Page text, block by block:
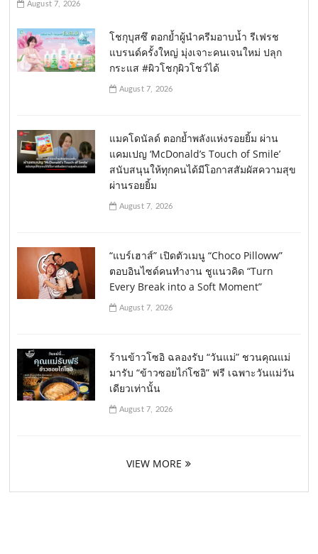
August 7, 2026
โชกุบุสซึ ตอกย้ำผู้นำครีมอาบน้ำ รีเฟรช
แบรนด์ครั้งใหญ่ มุ่งเจาะคนเจนใหม่ ปลุก
กระแส #ผิวโชกุผิวโชว์ได้
August 7, 2026
แมคโดนัลด์ ตอกย้ำพลังแห่งรอยยิ้ม ผ่าน
แคมเปญ ‘McDonald’s Touch of Smile’
สนับสนุนให้ทุกคนได้มีโอกาสสัมผัสความสุข
ผ่านรอยยิ้ม
August 7, 2026
“แบร์เฮาส์” เปิดตัวเมนู “Choco Pilloww”
ตอบอินไซด์คนทำงาน ชูแนวคิด “Turn
Every Break into a Soft Moment”
August 7, 2026
ร้านข้าวโซอิ ฉลองรับ “วันแม่” ชวนคุณแม่
มารับ “ข้าวซอยไก่โซอิ” ฟรี เฉพาะวันแม่วัน
เดียวเท่านั้น
August 7, 2026
VIEW MORE